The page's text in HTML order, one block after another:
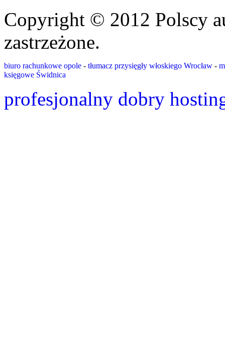
Copyright © 2012 Polscy
zastrzeżone.
biuro rachunkowe opole - tłumacz przysięgły włoskiego Wrocław -
księgowe Świdnica
profesjonalny dobry